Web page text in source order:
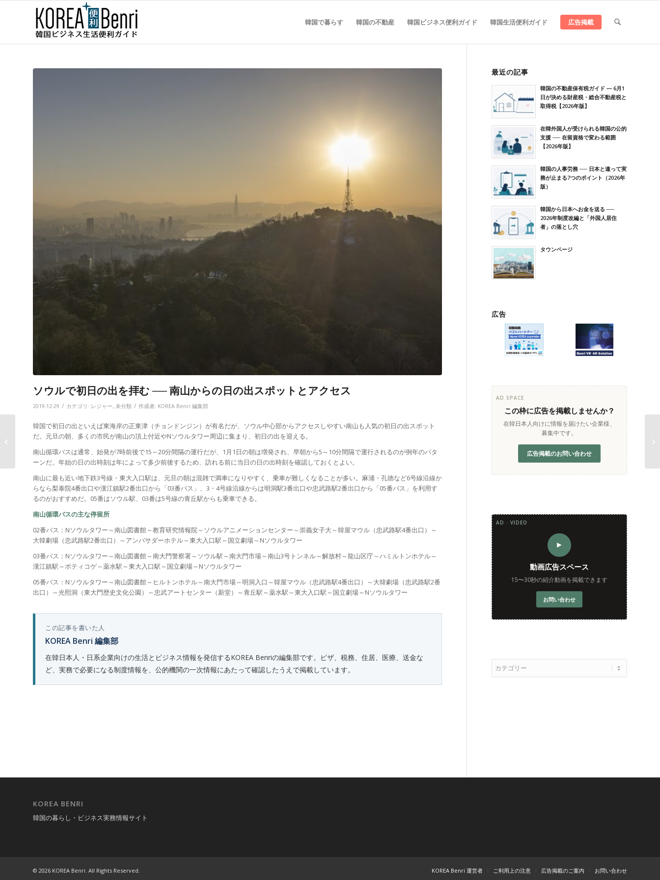
韓国で暮らす 韓国の不動産 韓国ビジネス便利ガイド 韓国生活便利ガイド 広告掲載
ソウルで初日の出を拝む ── 南山からの日の出スポットとアクセス
2019-12-29 / カテゴリ: レジャー, 未分類 / 作成者: KOREA Benri 編集部
韓国で初日の出といえば東海岸の正東津（チョンドンジン）が有名だが、ソウル中心部からアクセスしやすい南山も人気の初日の出スポット
だ。元旦の朝、多くの市民が南山の頂上付近やNソウルタワー周辺に集まり、初日の出を迎える。
南山循環バスは通常、始発が7時前後で15～20分間隔の運行だが、1月1日の朝は増発され、早朝から5～10分間隔で運行されるのが例年のパタ
ーンだ。年始の日の出時刻は年によって多少前後するため、訪れる前に当日の日の出時刻を確認しておくとよい。
南山に最も近い地下鉄3号線・東大入口駅は、元旦の朝は混雑で満車になりやすく、乗車が難しくなることが多い。麻浦・孔徳など6号線沿線か
らなら梨泰院4番出口や漢江鎮駅2番出口から「03番バス」、3・4号線沿線からは明洞駅3番出口や忠武路駅2番出口から「05番バス」を利用す
るのがおすすめだ。05番はソウル駅、03番は5号線の青丘駅からも乗車できる。
南山循環バスの主な停留所
02番バス：Nソウルタワー～南山図書館～教育研究情報院～ソウルアニメーションセンター～崇義女子大～韓屋マウル（忠武路駅4番出口）～
大韓劇場（忠武路駅2番出口）～アンバサダーホテル～東大入口駅～国立劇場～Nソウルタワー
03番バス：Nソウルタワー～南山図書館～南大門警察署～ソウル駅～南大門市場～南山3号トンネル～解放村～龍山区庁～ハミルトンホテル～
漢江鎮駅～ポティコゲ～薬水駅～東大入口駅～国立劇場～Nソウルタワー
05番バス：Nソウルタワー～南山図書館～ヒルトンホテル～南大門市場～明洞入口～韓屋マウル（忠武路駅4番出口）～大韓劇場（忠武路駅2番
出口）～光熙洞（東大門歴史文化公園）～忠武アートセンター（新堂）～青丘駅～薬水駅～東大入口駅～国立劇場～Nソウルタワー
この記事を書いた人
KOREA Benri 編集部
在韓日本人・日系企業向けの生活とビジネス情報を発信するKOREA Benriの編集部です。ビザ、税務、住居、医療、送金な
ど、実務で必要になる制度情報を、公的機関の一次情報にあたって確認したうえで掲載しています。
最近の記事
韓国の不動産保有税ガイド ― 6月1
日が決める財産税・総合不動産税と
取得税【2026年版】
在韓外国人が受けられる韓国の公的
支援 ── 在留資格で変わる範囲
【2026年版】
韓国の人事労務 ── 日本と違って実
務が止まる7つのポイント（2026年
版）
韓国から日本へお金を送る ──
2026年制度改編と「外国人居住
者」の落とし穴
タウンページ
広告
AD SPACE
この枠に広告を掲載しませんか？
在韓日本人向けに情報を届けたい企業様、
募集中です。
広告掲載のお問い合わせ
AD · VIDEO
►
動画広告スペース
15〜30秒の紹介動画を掲載できます
お問い合わせ
KOREA BENRI
韓国の暮らし・ビジネス実務情報サイト
© 2026 KOREA Benri. All Rights Reserved. KOREA Benri 運営者 ご利用上の注意 広告掲載のご案内 お問い合わせ
Newsweek 韓国、長引
く不況を「ノージャパ
ン運動」が覆い...